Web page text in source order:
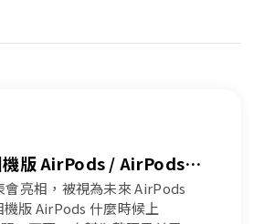
機版 AirPods / AirPods
亮相，被視為未來 AirPods
版 AirPods 什麼時候上